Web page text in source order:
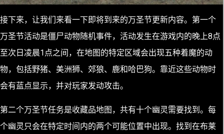
接下来，让我们来看一下即将到来的万圣节更新内容。第一个
万圣节活动是僵尸动物随机事件，活动发生在游戏内的晚上8点
至次日凌晨1点之间，在地图的特定区域会出现五种着魔的动
物，包括野猪、美洲狮、郊狼、鹿和哈巴狗。靠近这些动物时
会有蓝点显示，并对玩家发动攻击。
第二个万圣节任务是收藏品地图，共有十个幽灵需要找到。每
个幽灵只会在特定时间内的两个可能位置中出现。找到在布莱